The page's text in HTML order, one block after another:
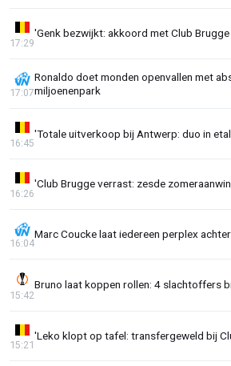
'Genk bezwijkt: akkoord met Club Brugge
17:29
Ronaldo doet monden openvallen met
miljoenenpark
17:07
'Totale uitverkoop bij Antwerp: duo in
16:45
'Club Brugge verrast: zesde
16:26
Marc Coucke laat iedereen perplex
16:04
Bruno laat koppen rollen: 4 slachtoffers
15:42
'Leko klopt op tafel: transfergeweld bij
15:21